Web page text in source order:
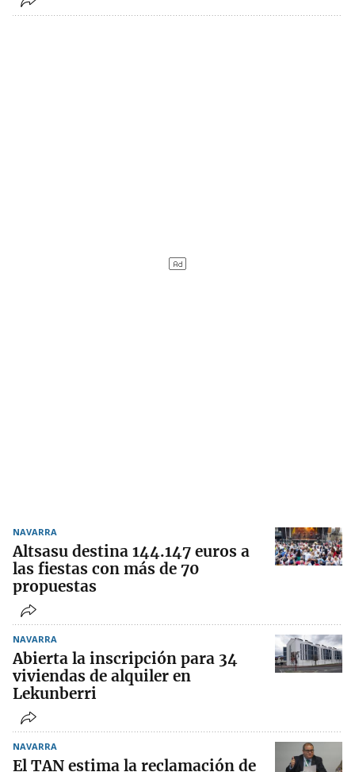
NAVARRA
Altsasu destina 144.147 euros a
las fiestas con más de 70
propuestas
NAVARRA
Abierta la inscripción para 34
viviendas de alquiler en
Lekunberri
NAVARRA
El TAN estima la reclamación de